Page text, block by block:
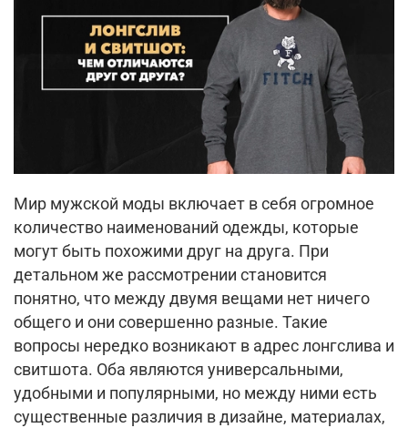
Мир мужской моды включает в себя огромное
количество наименований одежды, которые
могут быть похожими друг на друга. При
детальном же рассмотрении становится
понятно, что между двумя вещами нет ничего
общего и они совершенно разные. Такие
вопросы нередко возникают в адрес лонгслива и
свитшота. Оба являются универсальными,
удобными и популярными, но между ними есть
существенные различия в дизайне, материалах,